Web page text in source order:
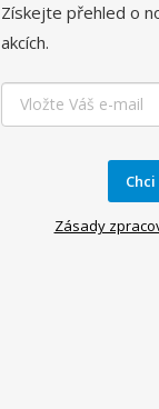
Získejte přehled o
akcích.
Zásady